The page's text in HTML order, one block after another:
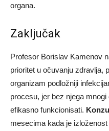
organa.
Zaključak
Profesor Borislav Kamenov
prioritet u očuvanju zdravlja,
organizam podložniji
procesu, jer bez njega
efikasno funkcionisati.
mesecima kada je